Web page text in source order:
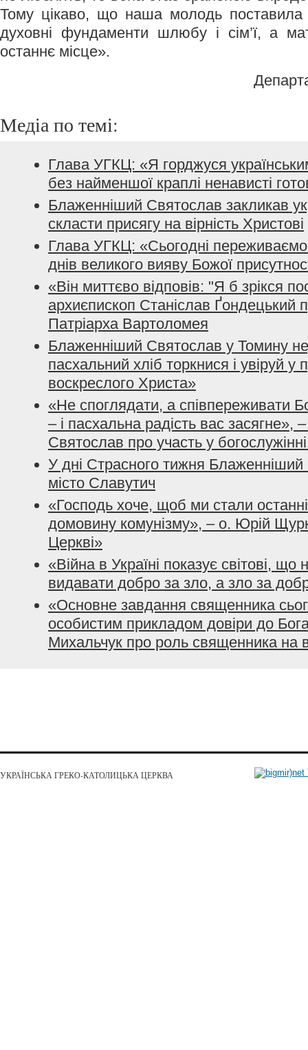
Тому цікаво, що наша молодь
духовні фундаменти шлюбу і сім’ї, а
останнє місце».
Медіа по темі:
Глава УГКЦ: «Я горджуся
без найменшої краплі ненависті
Блаженніший Святослав закликав
скласти присягу на вірність Христові
Глава УГКЦ: «Сьогодні переживаємо
днів великого вияву Божої
«Він миттєво відповів: "Я б зрікся
архиєпископ Станіслав Ґондецький
Патріарха Вартоломея
Блаженніший Святослав у Томину
пасхальний хліб торкнися і увіруй у
воскреслого Христа»
«Не споглядати, а співпереживати
– і пасхальна радість вас засягне»,
Святослав про участь у
У дні Страсного тижня Блаженніший
місто Славутич
«Господь хоче, щоб ми стали
домовину комунізму», – о. Юрій
Церкві»
«Війна в Україні показує світові,
видавати добро за зло, а зло за
«Основне завдання священника
особистим прикладом довіри до
Михальчук про роль священника на
УКРАЇНСЬКА ГРЕКО-КАТОЛИЦЬКА ЦЕРКВА